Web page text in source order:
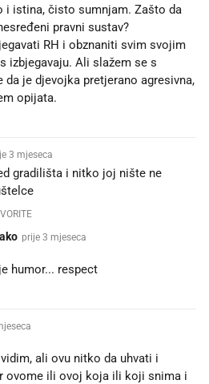
i istina, čisto sumnjam. Zašto da
pravni sustav?
RH i obznaniti svim svojim
izbjegavaju. Ali slažem se s
da je djevojka pretjerano agresivna,
opijata.
3 mjeseca
gradilišta i nitko joj nište ne
prije 3 mjeseca
humor... respect
ali ovu nitko da uhvati i
ovome ili ovoj koja ili koji snima i